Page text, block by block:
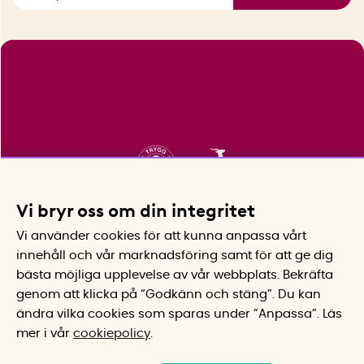
Vi bryr oss om din integritet
Vi använder cookies för att kunna anpassa vårt
innehåll och vår marknadsföring samt för att ge dig
bästa möjliga upplevelse av vår webbplats.
Bekräfta
genom att klicka på “Godkänn och stäng”. Du kan
ändra vilka cookies som sparas under ”Anpassa”.
Läs
mer i vår cookiepolicy